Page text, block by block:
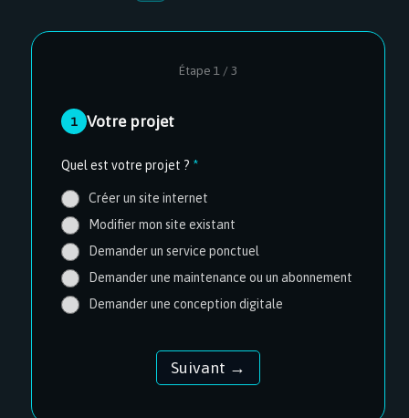
Étape 1 / 3
1 Votre projet
Quel est votre projet ? *
Créer un site internet
Modifier mon site existant
Demander un service ponctuel
Demander une maintenance ou un abonnement
Demander une conception digitale
Suivant →